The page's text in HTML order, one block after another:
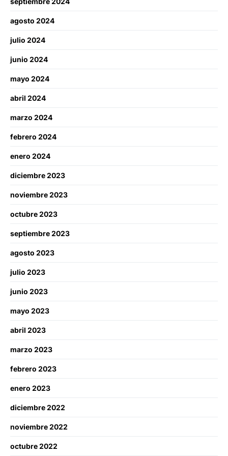
agosto 2024
julio 2024
junio 2024
mayo 2024
abril 2024
marzo 2024
febrero 2024
enero 2024
diciembre 2023
noviembre 2023
octubre 2023
septiembre 2023
agosto 2023
julio 2023
junio 2023
mayo 2023
abril 2023
marzo 2023
febrero 2023
enero 2023
diciembre 2022
noviembre 2022
octubre 2022